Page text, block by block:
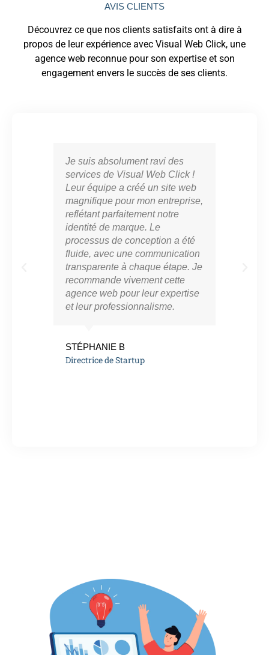
Je suis absolument ravi des
services de Visual Web Click !
Leur équipe a créé un site web
magnifique pour mon entreprise,
reflétant parfaitement notre
identité de marque. Le
processus de conception a été
fluide, avec une communication
transparente à chaque étape. Je
recommande vivement cette
agence web pour leur expertise
et leur professionnalisme.
STÉPHANIE B
Directrice de Startup
AVIS CLIENTS
Découvrez ce que nos clients satisfaits ont à dire à
propos de leur expérience avec Visual Web Click, une
agence web reconnue pour son expertise et son
engagement envers le succès de ses clients.